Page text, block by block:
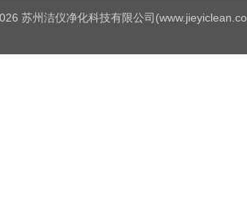
苏州洁仪净化科技有限公司